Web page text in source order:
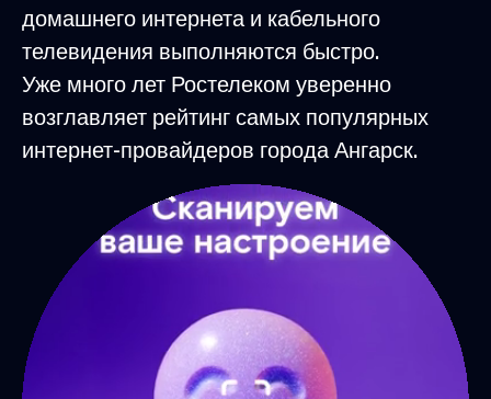
домашнего интернета и кабельного
телевидения выполняются быстро.
Уже много лет Ростелеком уверенно
возглавляет рейтинг самых популярных
интернет-провайдеров города Ангарск.